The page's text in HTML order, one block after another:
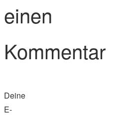
einen
Kommentar
Deine
E-